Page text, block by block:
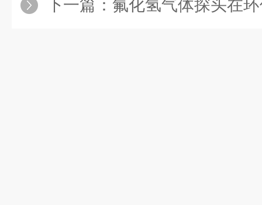
下一篇： 氟化氢气体探头在